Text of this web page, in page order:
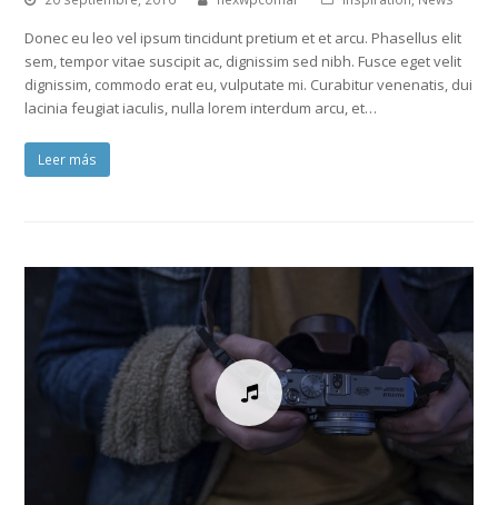
Donec eu leo vel ipsum tincidunt pretium et et arcu. Phasellus elit
sem, tempor vitae suscipit ac, dignissim sed nibh. Fusce eget velit
dignissim, commodo erat eu, vulputate mi. Curabitur venenatis, dui
lacinia feugiat iaculis, nulla lorem interdum arcu, et…
Leer más